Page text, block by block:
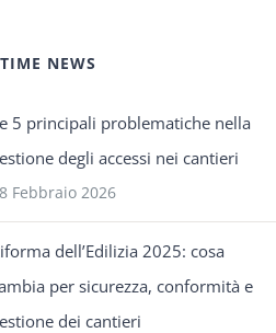
NEWS
5 principali problematiche nella
degli accessi nei cantieri
Febbraio 2026
dell’Edilizia 2025: cosa
per sicurezza, conformità e
dei cantieri